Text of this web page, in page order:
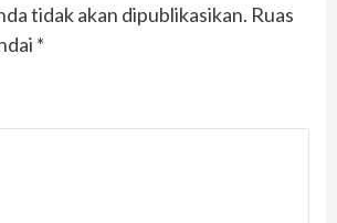
tidak akan dipublikasikan. Ruas
*